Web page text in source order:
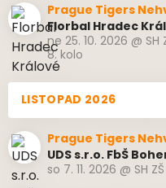
Prague Tigers
Florbal Hradec
ne 25. 10. 2026 @ SH
8. kolo
LISTOPAD 2026
Prague Tigers
UDS s.r.o. FbŠ
so 7. 11. 2026 @ SH